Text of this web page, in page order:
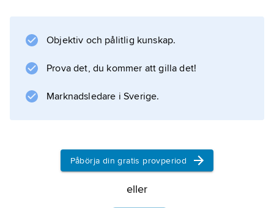
Information om artikeln
Objektiv och pålitlig kunskap.
Prova det, du kommer att gilla det!
Marknadsledare i Sverige.
Påbörja din gratis provperiod
eller